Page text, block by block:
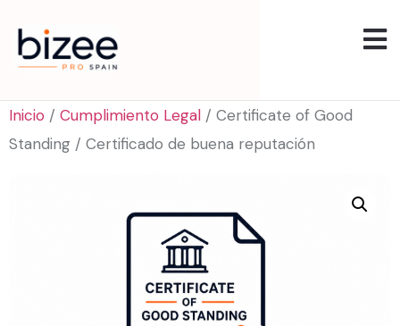
Inicio / Cumplimiento Legal / Certificate of Good
Standing / Certificado de buena reputación